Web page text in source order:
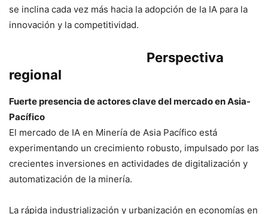
se inclina cada vez más hacia la adopción de la IA para la
innovación y la competitividad.
Perspectiva
regional
Fuerte presencia de actores clave del mercado en Asia-
Pacífico
El mercado de IA en Minería de Asia Pacífico está
experimentando un crecimiento robusto, impulsado por las
crecientes inversiones en actividades de digitalización y
automatización de la minería.
La rápida industrialización y urbanización en economías en